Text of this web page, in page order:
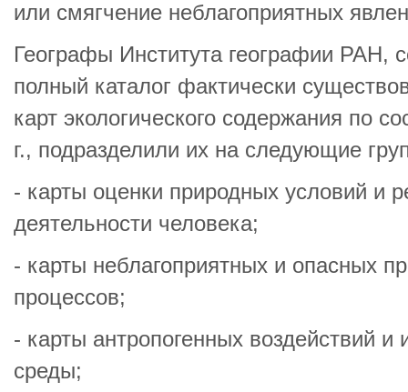
или смягчение неблагоприятных
Географы Института географии РАН,
полный каталог фактически
карт экологического содержания по
г., подразделили их на следующие
- карты оценки природных условий и
деятельности человека;
- карты неблагоприятных и опасных
процессов;
- карты антропогенных воздействий и
среды;